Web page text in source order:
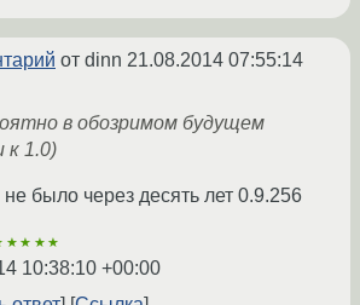
от dinn 21.08.2014 07:55:14
в обозримом будущем
к 1.0)
было через десять лет 0.9.256
10:38:10 +00:00